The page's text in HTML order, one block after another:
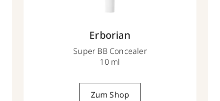
Erborian
Super BB Concealer
10 ml
Zum Shop